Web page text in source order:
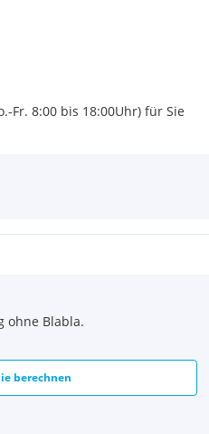
Fr. 8:00 bis 18:00Uhr) für Sie
zu fairen Preisen
undZwischenverkauf
ohne Blabla.
berechnen